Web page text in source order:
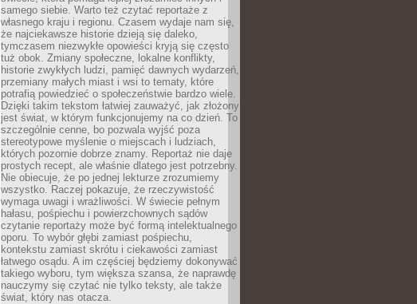
samego siebie. Warto też czytać reportaże z
własnego kraju i regionu. Czasem wydaje nam się,
że najciekawsze historie dzieją się daleko,
tymczasem niezwykłe opowieści kryją się często
tuż obok. Zmiany społeczne, lokalne konflikty,
historie zwykłych ludzi, pamięć dawnych wydarzeń,
przemiany małych miast i wsi to tematy, które
potrafią powiedzieć o społeczeństwie bardzo wiele.
Dzięki takim tekstom łatwiej zauważyć, jak złożony
jest świat, w którym funkcjonujemy na co dzień. To
szczególnie cenne, bo pozwala wyjść poza
stereotypowe myślenie o miejscach i ludziach,
których pozornie dobrze znamy. Reportaż nie daje
prostych recept, ale właśnie dlatego jest potrzebny.
Nie obiecuje, że po jednej lekturze zrozumiemy
wszystko. Raczej pokazuje, że rzeczywistość
wymaga uwagi i wrażliwości. W świecie pełnym
hałasu, pośpiechu i powierzchownych sądów
czytanie reportaży może być formą intelektualnego
oporu. To wybór głębi zamiast pośpiechu,
kontekstu zamiast skrótu i ciekawości zamiast
łatwego osądu. A im częściej będziemy dokonywać
takiego wyboru, tym większa szansa, że naprawdę
nauczymy się czytać nie tylko teksty, ale także
świat, który nas otacza.